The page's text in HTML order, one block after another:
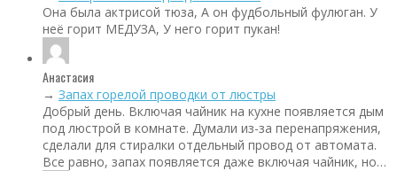
Она была актрисой тюза, А он фудбольный фулюган. У
неё горит МЕДУЗА, У него горит пукан!
Анастасия
→ Запах горелой проводки от люстры
Добрый день. Включая чайник на кухне появляется дым
под люстрой в комнате. Думали из-за перенапряжения,
сделали для стиралки отдельный провод от автомата.
Все равно, запах появляется даже включая чайник, но…